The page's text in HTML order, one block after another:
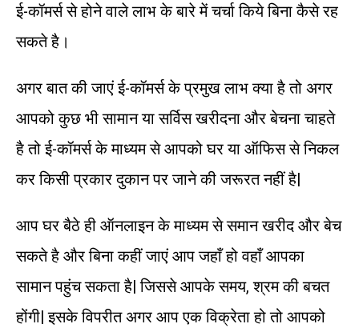
ई-कॉमर्स से होने वाले लाभ के बारे में चर्चा किये बिना कैसे रह
सकते है।
अगर बात की जाएं ई-कॉमर्स के प्रमुख लाभ क्या है तो अगर
आपको कुछ भी सामान या सर्विस खरीदना और बेचना चाहते
है तो ई-कॉमर्स के माध्यम से आपको घर या ऑफिस से निकल
कर किसी प्रकार दुकान पर जाने की जरूरत नहीं है|
आप घर बैठे ही ऑनलाइन के माध्यम से समान खरीद और बेच
सकते है और बिना कहीं जाएं आप जहाँ हो वहाँ आपका
सामान पहुंच सकता है| जिससे आपके समय, श्रम की बचत
होंगी| इसके विपरीत अगर आप एक विक्रेता हो तो आपको